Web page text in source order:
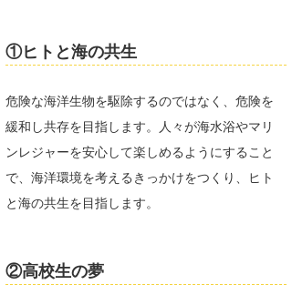
①ヒトと海の共生
危険な海洋生物を駆除するのではなく、危険を
緩和し共存を目指します。人々が海水浴やマリ
ンレジャーを安心して楽しめるようにすること
で、海洋環境を考えるきっかけをつくり、ヒト
と海の共生を目指します。
②高校生の夢
唐澤予報士
SancheZ
ゴン
wanda
banpaku